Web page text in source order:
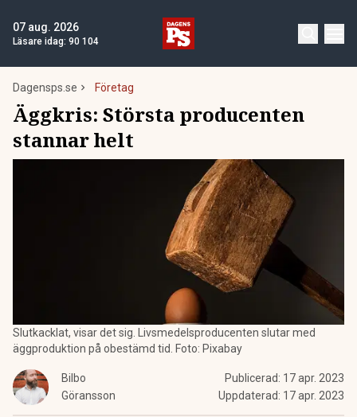
07 aug. 2026
Läsare idag: 90 104
Dagensps.se Företag
Äggkris: Största producenten
stannar helt
Slutkacklat, visar det sig. Livsmedelsproducenten slutar med
äggproduktion på obestämd tid. Foto: Pixabay
Bilbo
Göransson
Publicerad: 17 apr. 2023
Uppdaterad: 17 apr. 2023